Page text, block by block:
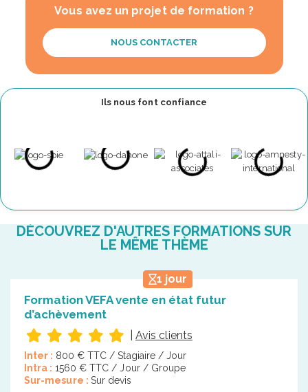
Vous avez un projet de formation ?
NOUS CONTACTER
Ils nous font confiance
DÉCOUVREZ D'AUTRES FORMATIONS SUR
LE MÊME THÈME
1 jour
Formation VEFA vente en état futur
d’achèvement
Avis clients
Inter : 800 € TTC / Stagiaire / Jour
Intra : 1560 € TTC / Jour / Groupe
Sur-mesure : Sur devis